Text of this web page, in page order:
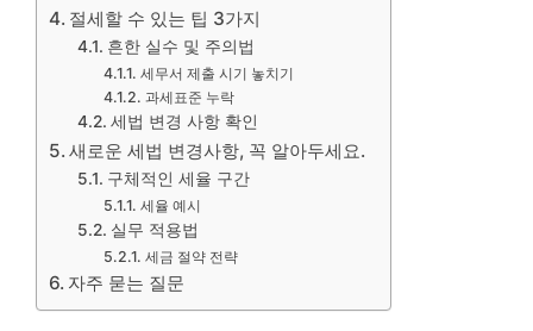
절세할 수 있는 팁 3가지
흔한 실수 및 주의법
세무서 제출 시기 놓치기
과세표준 누락
세법 변경 사항 확인
새로운 세법 변경사항, 꼭 알아두세요.
구체적인 세율 구간
세율 예시
실무 적용법
세금 절약 전략
자주 묻는 질문